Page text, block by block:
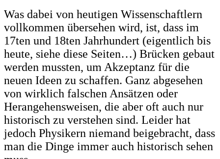
Was dabei von heutigen Wissenschaftlern
vollkommen übersehen wird, ist, dass im
17ten und 18ten Jahrhundert (eigentlich bis
heute, siehe diese Seiten…) Brücken gebaut
werden mussten, um Akzeptanz für die
neuen Ideen zu schaffen. Ganz abgesehen
von wirklich falschen Ansätzen oder
Herangehensweisen, die aber oft auch nur
historisch zu verstehen sind. Leider hat
jedoch Physikern niemand beigebracht, dass
man die Dinge immer auch historisch sehen